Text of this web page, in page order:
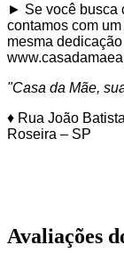
► Se você busca
contamos com
mesma
"Casa da Mãe,
♦ Rua João
Roseira – SP
Avaliações